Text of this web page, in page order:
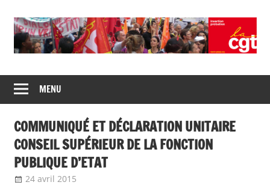
content
CGT
insertion
probation
de
syndicats
CGT
insertion
probation
MENU
COMMUNIQUÉ ET DÉCLARATION UNITAIRE
CONSEIL SUPÉRIEUR DE LA FONCTION
PUBLIQUE D’ETAT
24 avril 2015